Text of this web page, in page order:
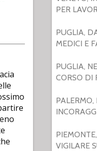
PER
PUGLIA,
MEDICI E
PUGLIA,
CORSO DI
VIGILARE